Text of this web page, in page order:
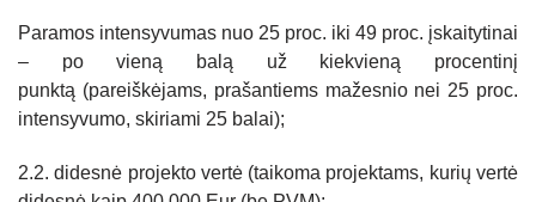
Paramos intensyvumas nuo 25 proc. iki 49 proc. įskaitytinai
– po vieną balą už kiekvieną procentinį
punktą (pareiškėjams, prašantiems mažesnio nei 25 proc.
intensyvumo, skiriami 25 balai);
2.2. didesnė projekto vertė (taikoma projektams, kurių vertė